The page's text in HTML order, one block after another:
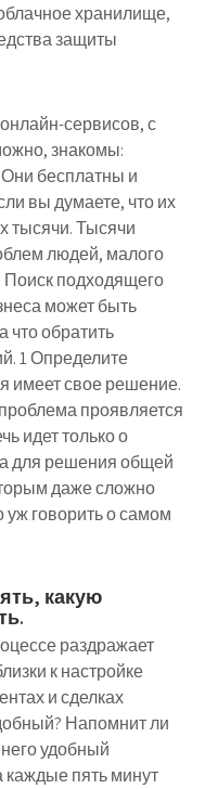
хранилище,
защиты
сервисов, с
знакомы:
Они бесплатны и
вы думаете, что их
тысячи. Тысячи
людей, малого
подходящего
может быть
обратить
1 Определите
имеет свое решение.
проявляется
идет только о
для решения общей
даже сложно
говорить о самом
какую
раздражает
к настройке
и сделках
Напомнит ли
удобный
каждые пять минут